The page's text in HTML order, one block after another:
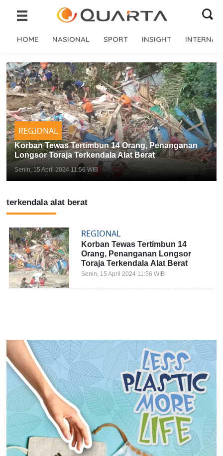
HOME NASIONAL SPORT INSIGHT
REGIONAL
Korban Tewas Tertimbun 14 Orang, Penanganan
Longsor Toraja Terkendala Alat Berat
Senin, 15 April 2024 11:56 WIB
terkendala alat berat
REGIONAL
Korban Tewas Tertimbun 14
Orang, Penanganan Longsor
Toraja Terkendala Alat Berat
Senin, 15 April 2024 11:56 WIB